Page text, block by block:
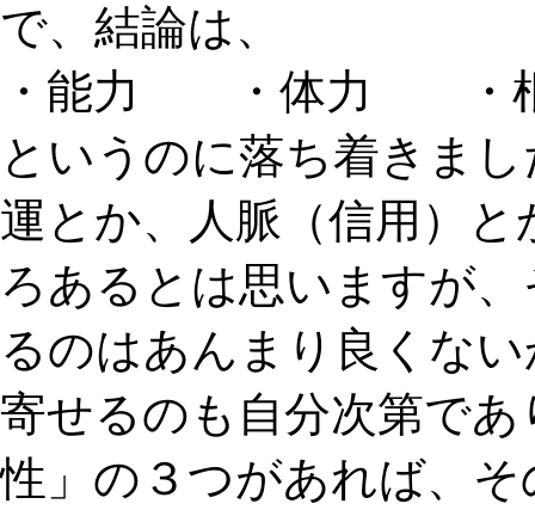
で、結論は、
・能力 ・体力 ・
というのに落ち着きまし
運とか、人脈（信用）
ろあるとは思いますが
るのはあんまり良くな
寄せるのも自分次第で
性」の３つがあれば、